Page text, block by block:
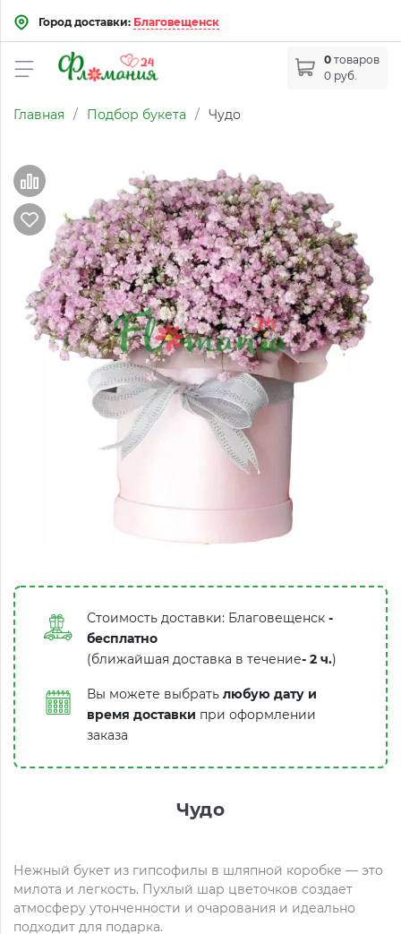
Город доставки: Благовещенск
0 товаров
0 руб.
Главная / Подбор букета / Чудо
Стоимость доставки: Благовещенск -
бесплатно
(ближайшая доставка в течение- 2 ч.)
Вы можете выбрать любую дату и
время доставки при оформлении
заказа
Чудо
Нежный букет из гипсофилы в шляпной коробке — это
милота и легкость. Пухлый шар цветочков создает
атмосферу утонченности и очарования и идеально
подходит для подарка.